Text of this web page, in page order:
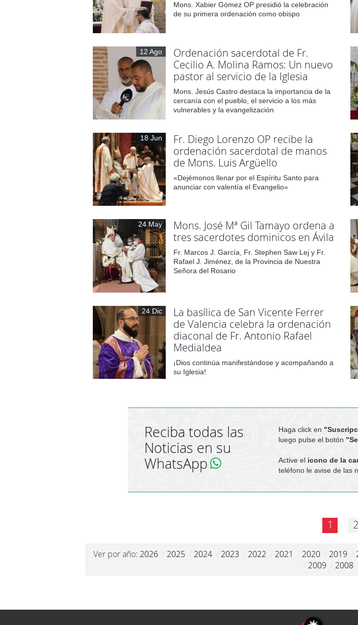
Mons. Xabier Gómez OP presidió la celebración
de su primera ordenación como obispo
12 Ago
Ordenación sacerdotal de Fr.
Cecilio A. Molina Ramos: Un nuevo
pastor al servicio de la Iglesia
Mons. Jesús Castro destaca la importancia de la
cercanía con el pueblo, el servicio a los más
vulnerables y la evangelización
18 Jun
Fr. Diego Lorenzo OP recibe la
ordenación sacerdotal de manos
de Mons. Luis Argüello
«Dejémonos llenar por el Espíritu Santo para
anunciar con valentía el Evangelio»
24 May
Mons. José Mª Gil Tamayo ordena a
tres sacerdotes dominicos en Ávila
Fr. Marcos J. García, Fr. Stephen Saw Lej y Fr.
Rafael J. Jiménez, de la Provincia de Nuestra
Señora del Rosario
24 Dic
La basílica de San Vicente Ferrer
de Valencia celebra la ordenación
diaconal de Fr. Antonio Rafael
Medialdea
¡Dios continúa manifestándose y acompañando a
su Iglesia!
Reciba todas las
Noticias en su
WhatsApp
Haga click en
luego pulse el botón
Active el icono de la
teléfono le avise de las
1 2
Ver por año: 2026 2025 2024 2023 2022 2021 2020 2019
2009 2008